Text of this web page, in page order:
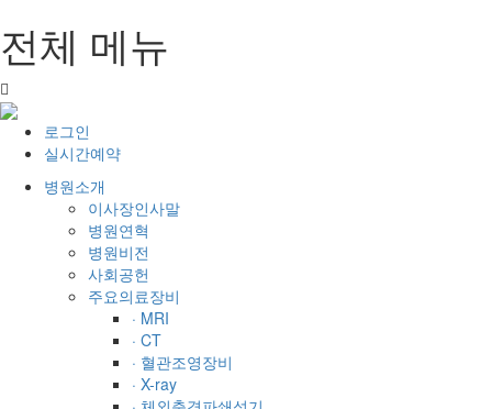
전체 메뉴
로그인
실시간예약
병원소개
이사장인사말
병원연혁
병원비전
사회공헌
주요의료장비
· MRI
· CT
· 혈관조영장비
· X-ray